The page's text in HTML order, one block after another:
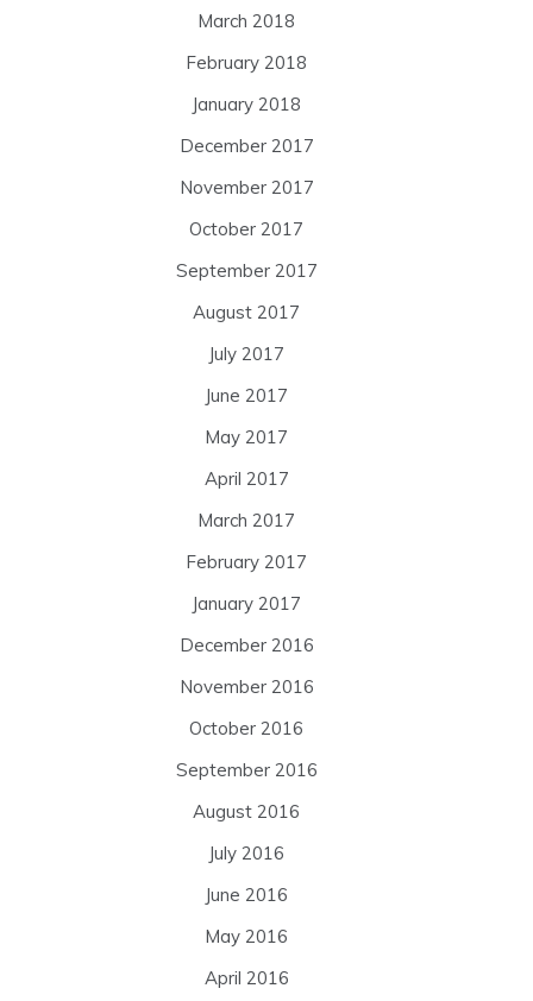
March 2018
February 2018
January 2018
December 2017
November 2017
October 2017
September 2017
August 2017
July 2017
June 2017
May 2017
April 2017
March 2017
February 2017
January 2017
December 2016
November 2016
October 2016
September 2016
August 2016
July 2016
June 2016
May 2016
April 2016